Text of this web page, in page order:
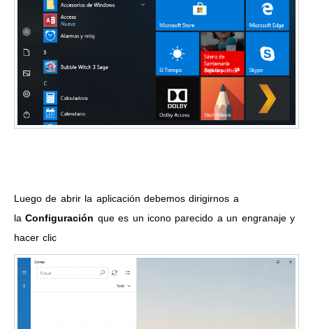
Luego de abrir la aplicación debemos dirigirnos a
laConfiguración que es un icono parecido a un engranaje y
hacer clic